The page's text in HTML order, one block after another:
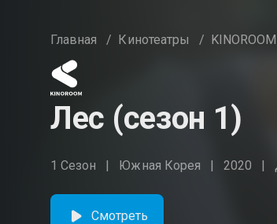
Главная / Кинотеатры / KINOROOM
Лес (сезон 1)
1 Сезон Южная Корея 2020
Смотреть